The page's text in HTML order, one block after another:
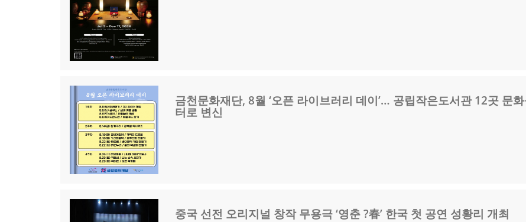
금천문화재단, 8월 ‘오픈 라이브러리 데이’… 공립작은도서관 12곳 문
터로 변신
중국 선전 오리지널 창작 무용극 ‘영춘 ?春’ 한국 첫 공연 성황리 개최